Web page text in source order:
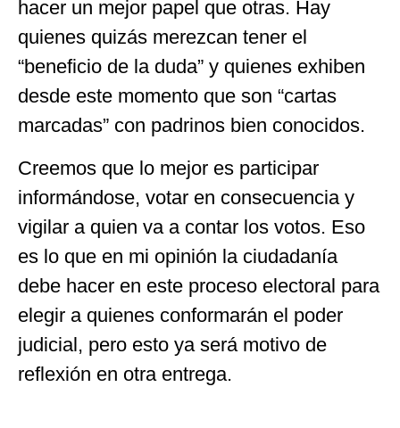
hacer un mejor papel que otras. Hay
quienes quizás merezcan tener el
“beneficio de la duda” y quienes exhiben
desde este momento que son “cartas
marcadas” con padrinos bien conocidos.
Creemos que lo mejor es participar
informándose, votar en consecuencia y
vigilar a quien va a contar los votos. Eso
es lo que en mi opinión la ciudadanía
debe hacer en este proceso electoral para
elegir a quienes conformarán el poder
judicial, pero esto ya será motivo de
reflexión en otra entrega.